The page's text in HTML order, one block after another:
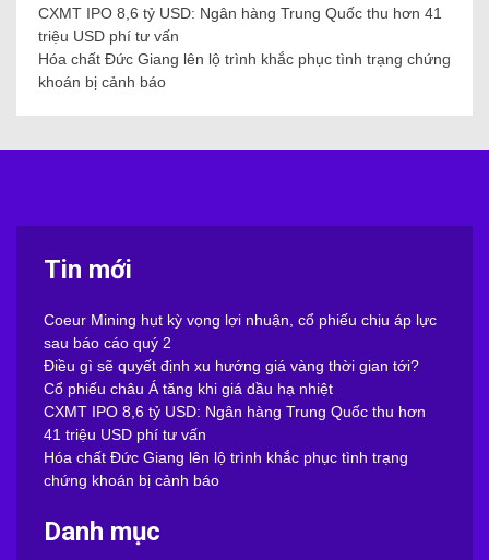
CXMT IPO 8,6 tỷ USD: Ngân hàng Trung Quốc thu hơn 41
triệu USD phí tư vấn
Hóa chất Đức Giang lên lộ trình khắc phục tình trạng chứng
khoán bị cảnh báo
Tin mới
Coeur Mining hụt kỳ vọng lợi nhuận, cổ phiếu chịu áp lực
sau báo cáo quý 2
Điều gì sẽ quyết định xu hướng giá vàng thời gian tới?
Cổ phiếu châu Á tăng khi giá dầu hạ nhiệt
CXMT IPO 8,6 tỷ USD: Ngân hàng Trung Quốc thu hơn
41 triệu USD phí tư vấn
Hóa chất Đức Giang lên lộ trình khắc phục tình trạng
chứng khoán bị cảnh báo
Danh mục